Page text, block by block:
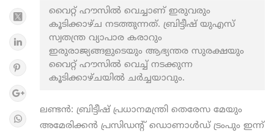
വൈറ്റ് ഹൗസില്‍ വെച്ചാണ് ഇരുവരും
കൂടിക്കാഴ്ച നടത്തുന്നത്. ബ്രിട്ടീഷ് യുഎസ്
സ്വതന്ത്ര വ്യാപാര കരാറും
ഇരുരാജ്യങ്ങളുടെയും ആഭ്യന്തര സുരക്ഷയും
വൈറ്റ് ഹൗസില്‍ വെച്ച് നടക്കുന്ന
കൂടിക്കാഴ്ചയില്‍ ചര്‍ച്ചയാവും.
ലണ്ടന്‍: ബ്രിട്ടീഷ് പ്രധാനമന്ത്രി തെരേസ മേയും
അമേരിക്കന്‍ പ്രസിഡന്റ് ഡൊണാള്‍ഡ് ട്രംപും ഇന്ന്